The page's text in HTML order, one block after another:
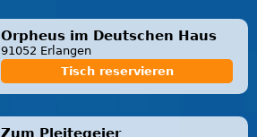
Orpheus im Deutschen Haus
91052 Erlangen
Tisch reservieren
Zum Pleitegeier